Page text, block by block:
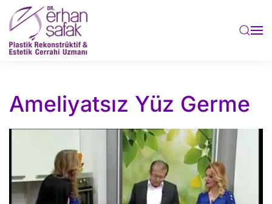
Skip to main content
Ameliyatsız Yüz Germe